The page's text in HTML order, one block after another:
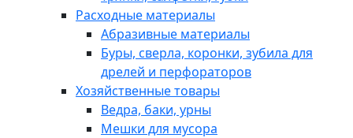
Расходные материалы
Абразивные материалы
Буры, сверла, коронки, зубила для
дрелей и перфораторов
Хозяйственные товары
Ведра, баки, урны
Мешки для мусора